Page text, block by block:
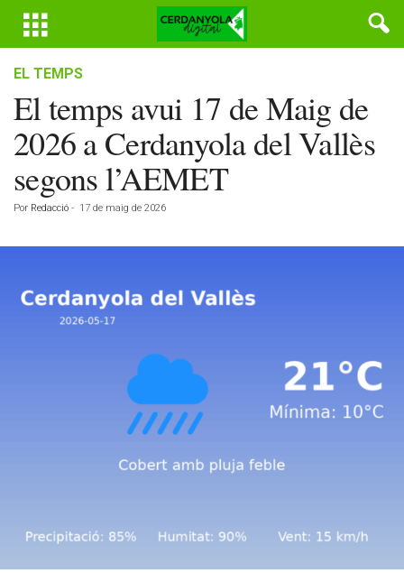
EL TEMPS
El temps avui 17 de Maig de
2026 a Cerdanyola del Vallès
segons l’AEMET
Por Redacció - 17 de maig de 2026